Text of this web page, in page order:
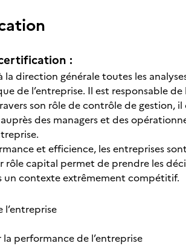
:
direction générale toutes les
de l’entreprise. Il est responsable
son rôle de contrôle de gestion,
des managers et des
et efficience, les entreprises
capital permet de prendre les
un contexte extrêmement compétitif.
l’entreprise
performance de l’entreprise